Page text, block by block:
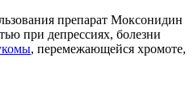
препарат Моксонидин
при депрессиях, болезни
, перемежающейся хромоте,